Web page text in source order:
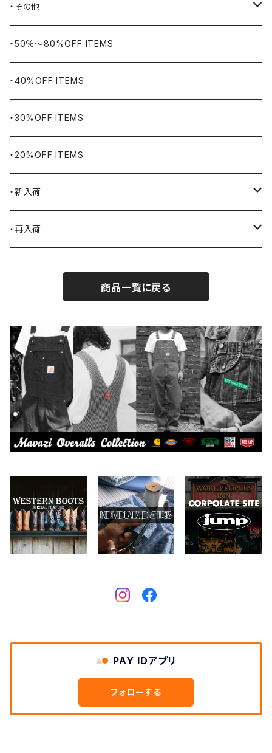
BIG BILL
WORKERS BIGDAY
BHADUR
Bills KHAKIS
BLUCO
Blundstone
BLACK JACK BOOTS
BY ROBERT JAMES
CAMBER
Carhartt
Collonil
CONVERSE
Crescent Down Works
FERNAND LEATHER
バングル・ブレスレット
リング
ネックレス・ペンダント
ピンズ・ブローチ
腕時計
・その他
ヴィンテージ
アウトドア用品
ナバホラグ・ビンテージラグ
ブランケット
食品
ライター
エプロン
バイク用品
ケア用品
本、写真集
・50％〜80%OFF ITEMS
・40%OFF ITEMS
・30%OFF ITEMS
・20%OFF ITEMS
・新入荷
2026.7.31
2026.7.6
2026.6.29
・再入荷
2026.7.23
2026.6.27
2026.6.14
商品一覧に戻る
PAY IDアプリ
フォローする